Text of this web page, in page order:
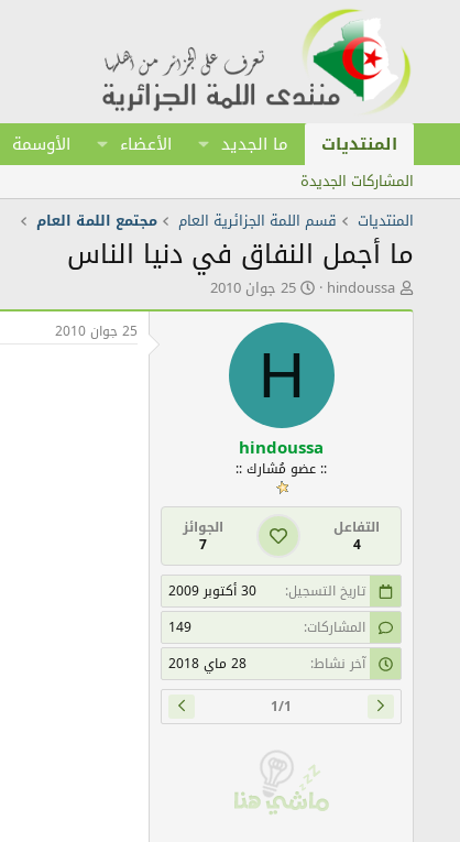
المنتديات ما الجديد الأعضاء الأوسمة
المشاركات الجديدة
المنتديات
قسم اللمة الجزائرية العام مجتمع اللمة العام
ما أجمل النفاق في دنيا الناس
ك
ا
hindoussa ت
ا
ر
ي
خ
ا
ل
ن
ش
ر
25 جوان 2010
H
hindoussa
:: عضو مُشارك ::
التفاعل
4
الجوائز
7
تاريخ التسجيل
30 أكتوبر 2009
المشاركات
149
آخر نشاط
28 ماي 2018
1/1
25 جوان 2010